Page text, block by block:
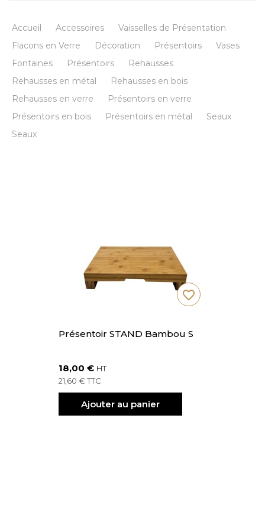
Accueil Accessoires
Vaisselles de Présentation
Flacons en Verre
Décoration Présentoirs
Vases
Fontaines
Présentoirs
Rehausses
Rehausses en métal
Rehausses en bois
Rehausses en verre
Présentoirs en verre
Présentoirs en bois
Présentoirs en métal
Seaux
Seaux
Présentoir STAND Bambou S
18,00 € HT
21,60 € TTC
Ajouter au panier
favorite_border